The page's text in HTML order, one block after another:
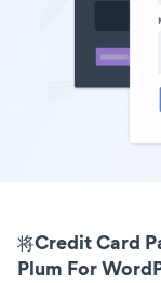
将Credit Card
Plum For